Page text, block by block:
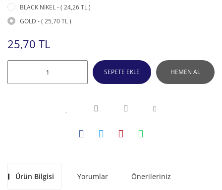
BLACK NİKEL - ( 24,26 TL )
GOLD - ( 25,70 TL )
25,70 TL
SEPETE EKLE HEMEN AL
Ürün Bilgisi Yorumlar Önerileriniz